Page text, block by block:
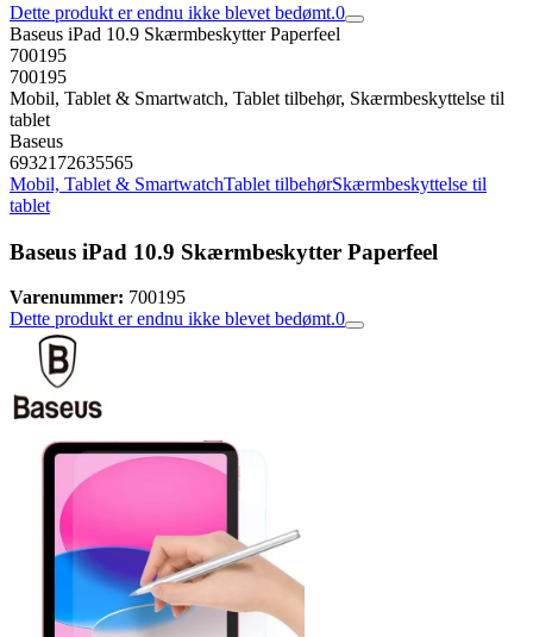
Dette produkt er endnu ikke blevet bedømt.0
Baseus iPad 10.9 Skærmbeskytter Paperfeel
700195
700195
Mobil, Tablet & Smartwatch, Tablet tilbehør, Skærmbeskyttelse til
tablet
Baseus
6932172635565
Mobil, Tablet & SmartwatchTablet tilbehørSkærmbeskyttelse til
tablet
Baseus iPad 10.9 Skærmbeskytter Paperfeel
Varenummer: 700195
Dette produkt er endnu ikke blevet bedømt.0